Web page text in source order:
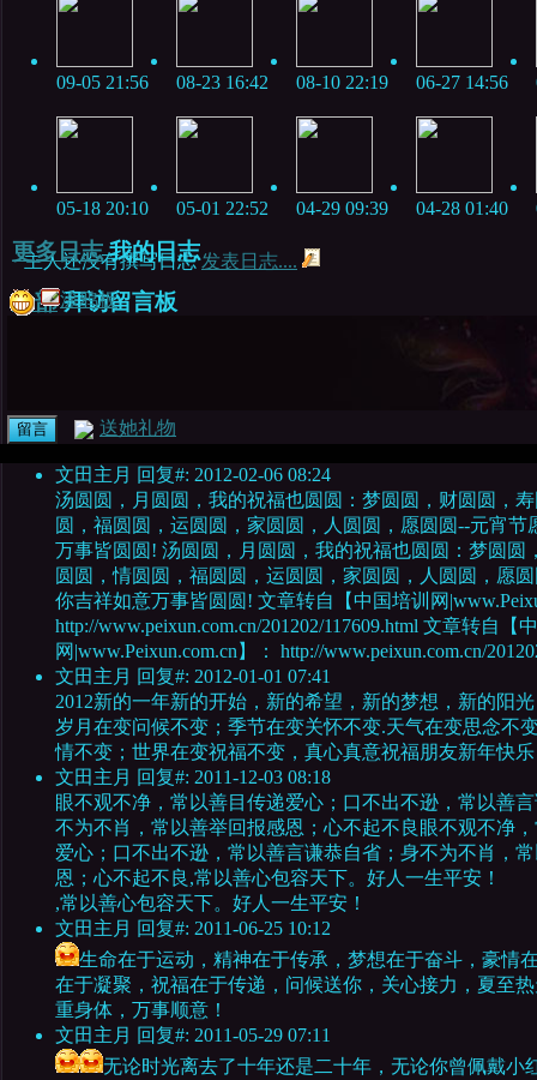
09-05 21:56 08-23 16:42 08-10 22:19 06-27 14:56
05-18 20:10 05-01 22:52 04-29 09:39 04-28 01:40
更多日志我的日志
主人还没有撰写日志发表日志....
全部拜访留言板
涂鸦板
送她礼物
文田主月 回复#: 2012-02-06 08:24
汤圆圆，月圆圆，我的祝福也圆圆：梦圆圆，财圆圆，
圆，福圆圆，运圆圆，家圆圆，人圆圆，愿圆圆--元宵节
万事皆圆圆! 汤圆圆，月圆圆，我的祝福也圆圆：梦圆圆
圆圆，情圆圆，福圆圆，运圆圆，家圆圆，人圆圆，愿
你吉祥如意万事皆圆圆! 文章转自【中国培训网
http://www.peixun.com.cn/201202/117609.html 文章转自【
网|www.Peixun.com.cn】： http://www.peixun.com.cn/
文田主月 回复#: 2012-01-01 07:41
2012新的一年新的开始，新的希望，新的梦想，新的阳
岁月在变问候不变；季节在变关怀不变.天气在变思念不
情不变；世界在变祝福不变，真心真意祝福朋友新年快
文田主月 回复#: 2011-12-03 08:18
眼不观不净，常以善目传递爱心；口不出不逊，常以善
不为不肖，常以善举回报感恩；心不起不良眼不观不净
爱心；口不出不逊，常以善言谦恭自省；身不为不肖，
恩；心不起不良,常以善心包容天下。好人一生平安！
,常以善心包容天下。好人一生平安！
文田主月 回复#: 2011-06-25 10:12
生命在于运动，精神在于传承，梦想在于奋斗，豪情
在于凝聚，祝福在于传递，问候送你，关心接力，夏至
重身体，万事顺意！
文田主月 回复#: 2011-05-29 07:11
无论时光离去了十年还是二十年，无论你曾佩戴小